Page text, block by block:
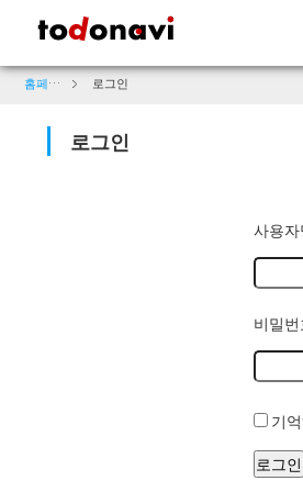
todonavi - 일본 문화 및 관광 정보 사이트
홈페이지 로그인
로그인
사용
비밀번
기
로그인